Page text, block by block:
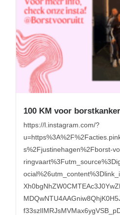
100 KM voor borstkanker
https://l.instagram.com/?
s%2Fjustinehagen%2Fborst-